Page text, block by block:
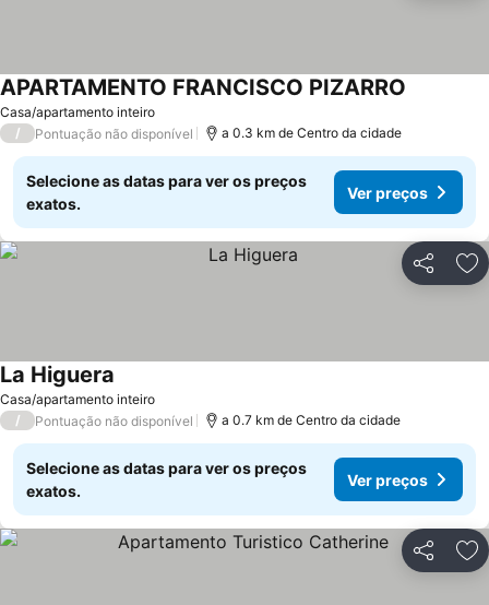
Casa/apartamento inteiro
APARTAMENTO FRANCISCO PIZARRO
/ Pontuação não disponível a 0.3 km de Centro da cidade
Selecione as datas para ver os preços
exatos.
Ver preços
Partilhar
Casa/apartamento inteiro
La Higuera
/ Pontuação não disponível a 0.7 km de Centro da cidade
Selecione as datas para ver os preços
exatos.
Ver preços
Partilhar